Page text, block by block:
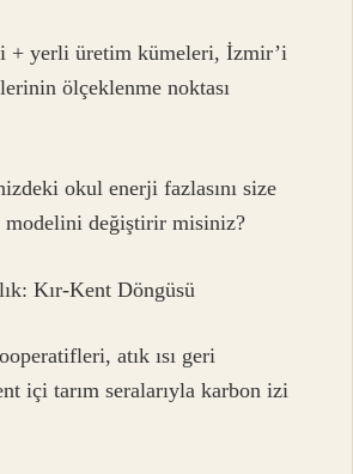
+ yerli üretim kümeleri, İzmir’i
ölçeklenme noktası
okul enerji fazlasını size
modelini değiştirir misiniz?
Kır-Kent Döngüsü
atık ısı geri
içi tarım seralarıyla karbon izi